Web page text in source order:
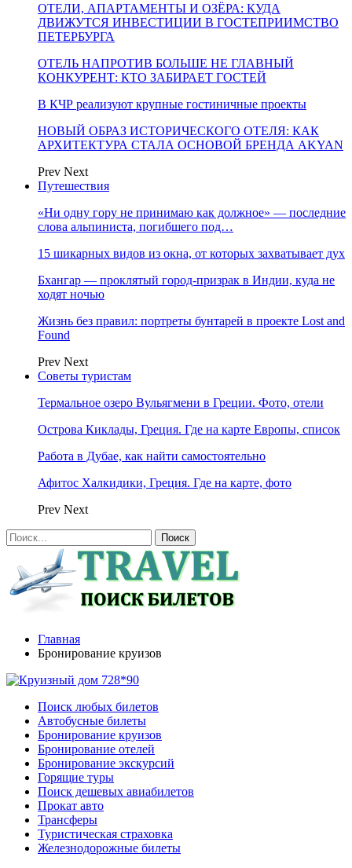
ОТЕЛИ, АПАРТАМЕНТЫ И ОЗЁРА: КУДА
ДВИЖУТСЯ ИНВЕСТИЦИИ В ГОСТЕПРИИМСТВО
ПЕТЕРБУРГА
ОТЕЛЬ НАПРОТИВ БОЛЬШЕ НЕ ГЛАВНЫЙ
КОНКУРЕНТ: КТО ЗАБИРАЕТ ГОСТЕЙ
В КЧР реализуют крупные гостиничные проекты
НОВЫЙ ОБРАЗ ИСТОРИЧЕСКОГО ОТЕЛЯ: КАК
АРХИТЕКТУРА СТАЛА ОСНОВОЙ БРЕНДА AKYAN
Prev Next
Путешествия
«Ни одну гору не принимаю как должное» — последние
слова альпиниста, погибшего под…
15 шикарных видов из окна, от которых захватывает дух
Бхангар — проклятый город-призрак в Индии, куда не
ходят ночью
Жизнь без правил: портреты бунтарей в проекте Lost and
Found
Prev Next
Советы туристам
Термальное озеро Вульягмени в Греции. Фото, отели
Острова Киклады, Греция. Где на карте Европы, список
Работа в Дубае, как найти самостоятельно
Афитос Халкидики, Греция. Где на карте, фото
Prev Next
Главная
Бронирование круизов
Поиск любых билетов
Автобусные билеты
Бронирование круизов
Бронирование отелей
Бронирование экскурсий
Горящие туры
Поиск дешевых авиабилетов
Прокат авто
Трансферы
Туристическая страховка
Железнодорожные билеты